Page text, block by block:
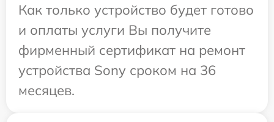
Как только устройство будет готово
и оплаты услуги Вы получите
фирменный сертификат на ремонт
устройства Sony сроком на 36
месяцев.